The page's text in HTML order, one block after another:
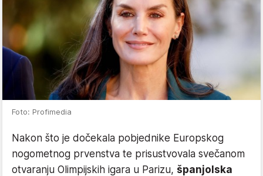
Foto: Profimedia
Nakon što je dočekala pobjednike Europskog
nogometnog prvenstva te prisustvovala svečanom
otvaranju Olimpijskih igara u Parizu, španjolska